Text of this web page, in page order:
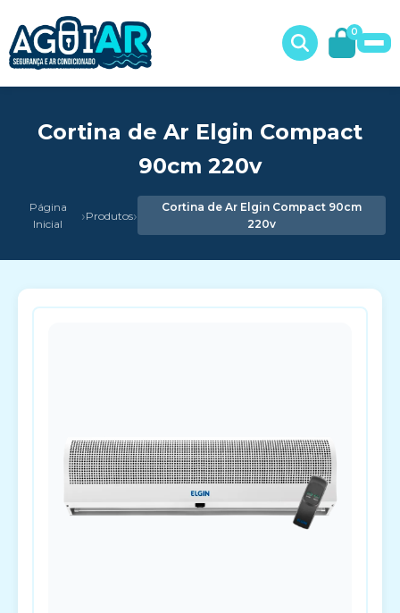
0
Cortina de Ar Elgin Compact
90cm 220v
Página
Inicial
›Produtos›
Cortina de Ar Elgin Compact 90cm
220v